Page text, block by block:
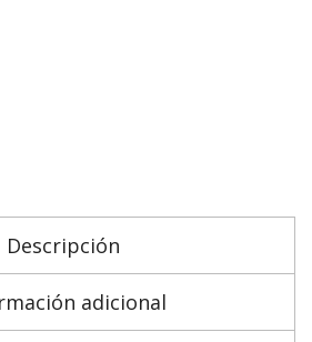
Descripción
adicional